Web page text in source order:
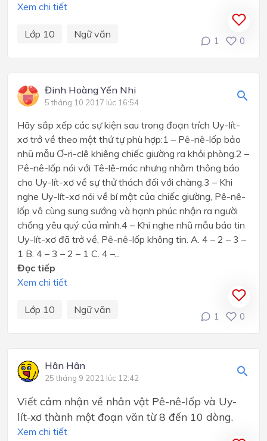
Xem chi tiết
Lớp 10 Ngữ văn
1 0
Đinh Hoàng Yến Nhi
5 tháng 10 2017 lúc 16:54
Hãy sắp xếp các sự kiện sau trong đoạn trích Uy-lít-
xơ trở về theo một thứ tự phù hợp:1 – Pê-nê-lốp bảo
nhũ mẫu Ơ-ri-clê khiêng chiếc giường ra khỏi phòng.2 –
Pê-nê-lốp nói với Tê-lê-mác nhưng nhằm thông báo
cho Uy-lít-xơ về sự thử thách đối với chàng.3 – Khi
nghe Uy-lít-xơ nói về bí mật của chiếc giường, Pê-nê-
lốp vô cùng sung sướng và hạnh phúc nhận ra người
chồng yêu quý của mình.4 – Khi nghe nhũ mẫu báo tin
Uy-lít-xơ đã trở về, Pê-nê-lốp không tin. A. 4 – 2 – 3 –
1 B. 4 – 3 – 2 – 1 C. 4 –...
Đọc tiếp
Xem chi tiết
Lớp 10 Ngữ văn
1 0
Hân Hân
25 tháng 9 2021 lúc 12:42
Viết cảm nhận về nhân vật Pê-nê-lốp và Uy-
lít-xơ thành một đoạn văn từ 8 đến 10 dòng.
Xem chi tiết